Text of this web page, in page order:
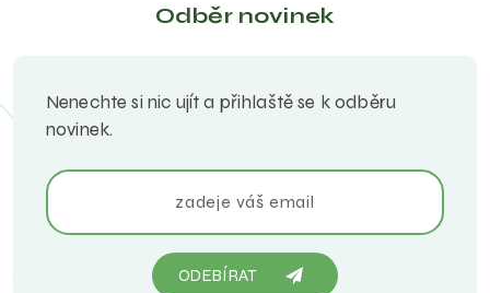
Odběr novinek
Nenechte si nic ujít a přihlaště se k odběru
novinek.
ODEBÍRAT